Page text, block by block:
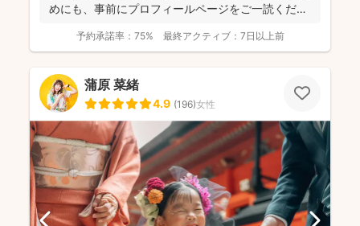
めにも、事前にプロフィールページをご一読くださ
予約承諾率： 75% 最終アクティブ： 7日以上前
蒲原 菜緒
4.9 (196)女性